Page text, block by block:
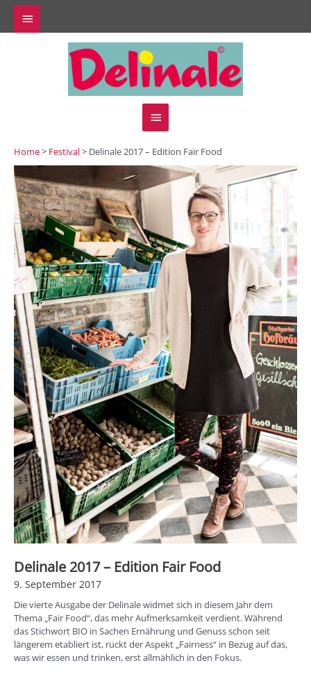
Zum
Inhalt
springen
Above
Hauptmenü
Home> Festival> Delinale 2017 – Edition Fair Food
Delinale 2017 – Edition Fair Food
9. September 2017
Die vierte Ausgabe der Delinale widmet sich in diesem Jahr dem
Thema „Fair Food“, das mehr Aufmerksamkeit verdient. Während
das Stichwort BIO in Sachen Ernährung und Genuss schon seit
längerem etabliert ist, rückt der Aspekt „Fairness“ in Bezug auf das,
was wir essen und trinken, erst allmählich in den Fokus.